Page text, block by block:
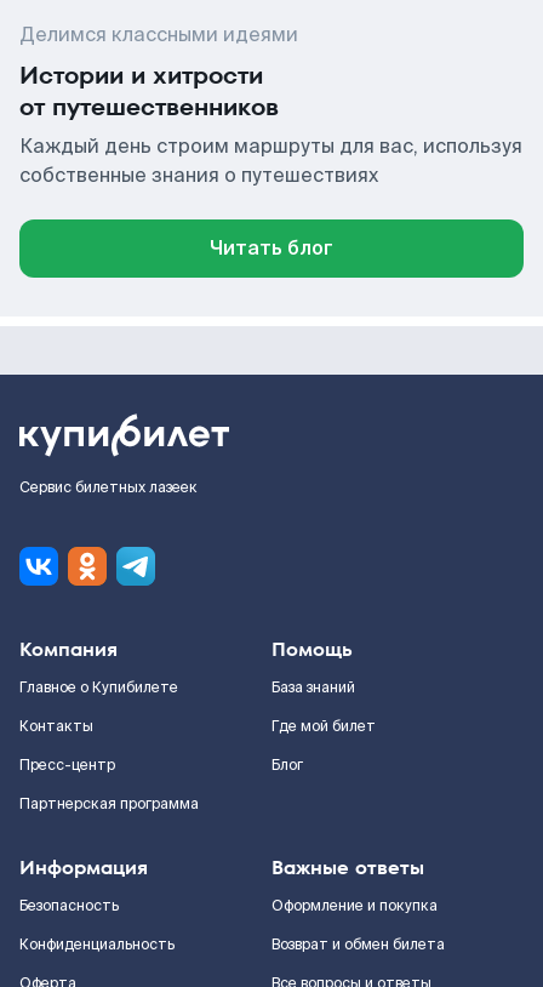
Делимся классными идеями
Истории и хитрости
от путешественников
Каждый день строим маршруты для вас, используя
собственные знания о путешествиях
Читать блог
Сервис билетных лазеек
Компания
Главное о Купибилете
Контакты
Пресс-центр
Партнерская программа
Помощь
База знаний
Где мой билет
Блог
Информация
Безопасность
Конфиденциальность
Важные ответы
Оформление и покупка
Возврат и обмен билета